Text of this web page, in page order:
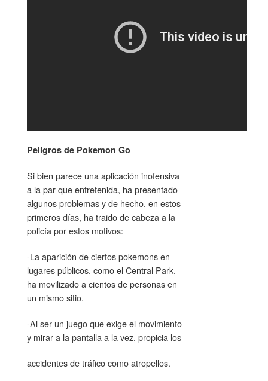
Peligros de Pokemon Go
Si bien parece una aplicación inofensiva
a la par que entretenida, ha presentado
algunos problemas y de hecho, en estos
primeros días, ha traido de cabeza a la
policía por estos motivos:
-La aparición de ciertos pokemons en
lugares públicos, como el Central Park,
ha movilizado a cientos de personas en
un mismo sitio.
-Al ser un juego que exige el movimiento
y mirar a la pantalla a la vez, propicia los
accidentes de tráfico como atropellos.